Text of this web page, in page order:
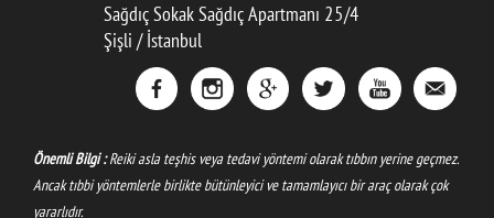
Sağdıç Sokak Sağdıç Apartmanı 25/4
Şişli / İstanbul
Önemli Bilgi :Reiki asla teşhis veya tedavi yöntemi olarak tıbbın yerine geçmez.
Ancak tıbbi yöntemlerle birlikte bütünleyici ve tamamlayıcı bir araç olarak çok
yararlıdır.